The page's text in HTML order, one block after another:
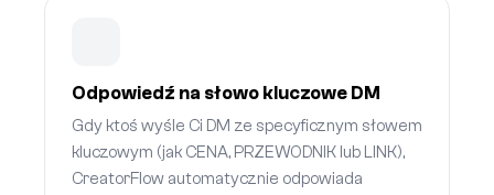
Odpowiedź na słowo kluczowe DM
Gdy ktoś wyśle Ci DM ze specyficznym słowem
kluczowym (jak CENA, PRZEWODNIK lub LINK),
CreatorFlow automatycznie odpowiada